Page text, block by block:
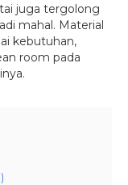
juga tergolong
mahal. Material
kebutuhan,
room pada